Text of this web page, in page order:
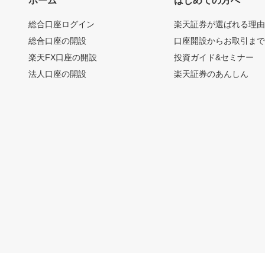
総合口座ログイン
総合口座の開設
楽天FX口座の開設
法人口座の開設
楽天証券が選ばれる理由
口座開設からお取引ま
投資ガイド&セミナー
楽天証券のあんしん